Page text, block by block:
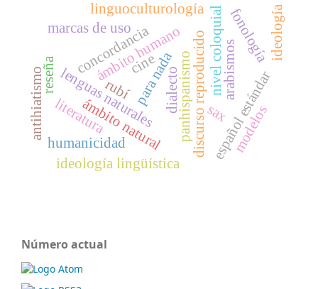
discurso reproducido
dialecto
concordanciapara nada nivel coloquial
marcas de uso
linguoculturología
lenguas naturales
ámbito natural
ámbito humano
humanicidad
ideología lingüística
español estándar
panhispanismo arabismos
reseña
antihiatismo modelos
fonología
literatura
cine
sax
rubí
ideología
Número actual